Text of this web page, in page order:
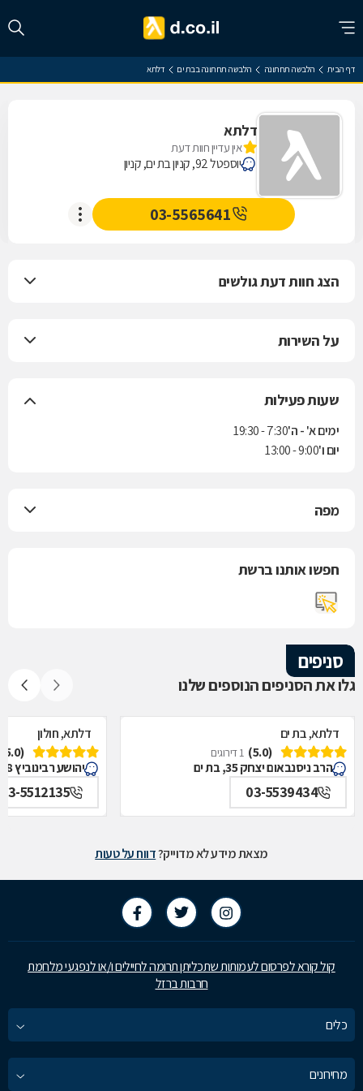
דף הבית הלבשה תחתונה הלבשה תחתונה בבת ים דלתא
דלתא
אין עדיין חוות דעת
יוספטל 92, קניון בת ים, קניון
03-5565641
הצג חוות דעת גולשים
על השירות
שעות פעילות
ימים א' - ה'7:30 - 19:30
יום ו'9:00 - 13:00
מפה
חפשו אותנו ברשת
סניפים
גלו את הסניפים הנוספים שלנו
דלתא, בת ים
(5.0)
1 דירוגים
הרב ניסנבאום יצחק 35, בת ים
03-5539434
דלתא, חולון
(5.0)
יהושע רבינוביץ 58, חולון
03-5512135
מצאת מידע לא מדוייק?דווח על טעות
קול קורא לפרסום לעמותות שתכליתן תרומה לחיילים ו/או לנפגעי מלחמת
חרבות ברזל
כלים
מחירונים